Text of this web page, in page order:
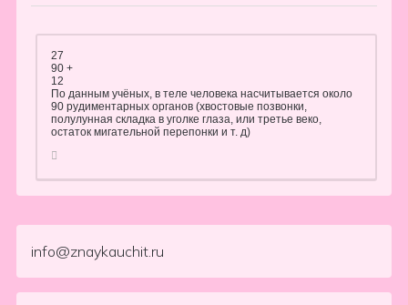
27
90 +
12
По данным учёных, в теле человека насчитывается около
90 рудиментарных органов (хвостовые позвонки,
полулунная складка в уголке глаза, или третье веко,
остаток мигательной перепонки и т. д)
info@znaykauchit.ru